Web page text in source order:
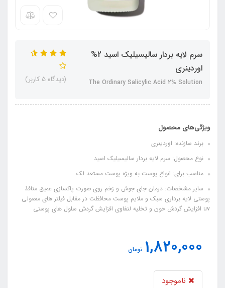
سرم لایه بردار سالیسیلیک اسید 2%
اوردینری
The Ordinary Salicylic Acid 2% Solution (دیدگاه 5 کاربر)
ویژگی‌های محصول
برند سازنده: اوردینری
نوع محصول: سرم لایه بردار سالیسیلیک اسید
مناسب برای: انواع پوست به ویژه پوست مستعد لک
سایر مشخصات: درمان جای جوش و زخم روی صورت پاکسازی عمیق منافذ
پوستی لایه برداری سبک و ملایم پوست محافظت در مقابل فیلتر های معمولی
uv افزایش گردش خون و تخلیه لنفاوی افزایش گردش سلول های پوستی
1,820,000 تومان
ناموجود